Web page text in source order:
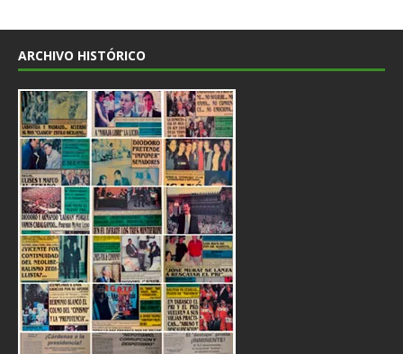
ARCHIVO HISTÓRICO